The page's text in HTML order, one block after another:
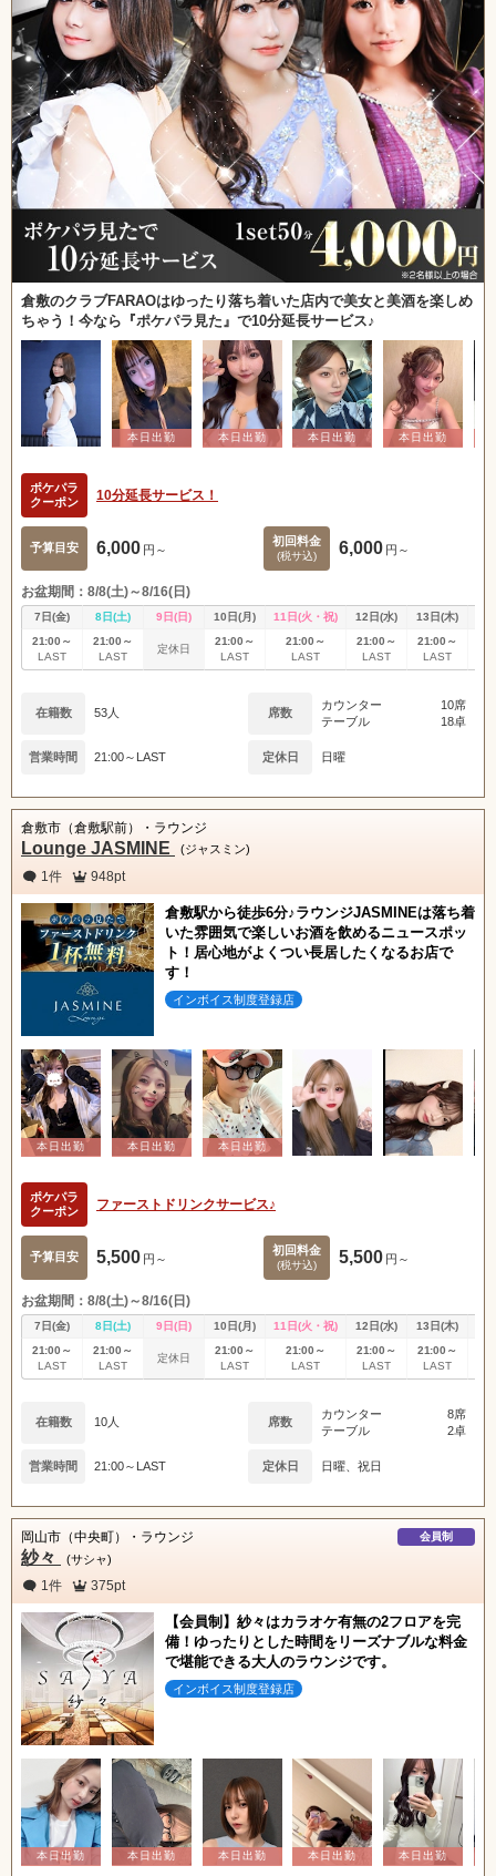
倉敷のクラブFARAOはゆったり落ち着いた店内で美女と美酒を楽しめ
ちゃう！今なら『ポケパラ見た』で10分延長サービス♪
ポケパラ
クーポン
10分延長サービス！
予算目安 6,000 円～
初回料金
(税サ込) 6,000 円～
お盆期間：8/8(土)～8/16(日)
7日(金) 8日(土) 9日(日) 10日(月) 11日(火・祝) 12日(水) 13日(木)
21:00～
LAST
21:00～
LAST
定休日
21:00～
LAST
21:00～
LAST
21:00～
LAST
21:00～
LAST
在籍数 53人 席数
カウンター
10席
テーブル
18卓
営業時間 21:00～LAST 定休日 日曜
倉敷市（倉敷駅前）・ラウンジ
Lounge JASMINE (ジャスミン)
1件 948pt
倉敷駅から徒歩6分♪ラウンジJASMINEは落ち着
いた雰囲気で楽しいお酒を飲めるニュースポッ
ト！居心地がよくつい長居したくなるお店で
す！
インボイス制度登録店
ポケパラ
クーポン
ファーストドリンクサービス♪
予算目安 5,500 円～
初回料金
(税サ込) 5,500 円～
お盆期間：8/8(土)～8/16(日)
7日(金) 8日(土) 9日(日) 10日(月) 11日(火・祝) 12日(水) 13日(木)
21:00～
LAST
21:00～
LAST
定休日
21:00～
LAST
21:00～
LAST
21:00～
LAST
21:00～
LAST
在籍数 10人 席数
カウンター
8席
テーブル
2卓
営業時間 21:00～LAST 定休日 日曜、祝日
会員制
岡山市（中央町）・ラウンジ
紗々 (サシャ)
1件 375pt
【会員制】紗々はカラオケ有無の2フロアを完
備！ゆったりとした時間をリーズナブルな料金
で堪能できる大人のラウンジです。
インボイス制度登録店
会員ログイン
北海道 東北
甲信越 北陸